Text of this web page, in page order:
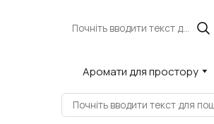
Аромати для простору